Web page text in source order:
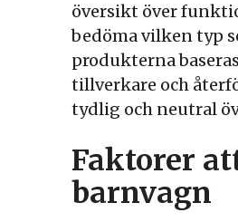
översikt över
bedöma vilken typ
produkterna
tillverkare och
tydlig och neutral
Faktorer
barnvagn